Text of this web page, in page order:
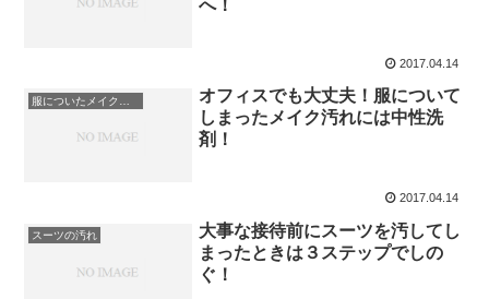
へ！
2017.04.14
オフィスでも大丈夫！服について
しまったメイク汚れには中性洗
剤！
2017.04.14
スーツの汚れ
大事な接待前にスーツを汚してし
まったときは３ステップでしの
ぐ！